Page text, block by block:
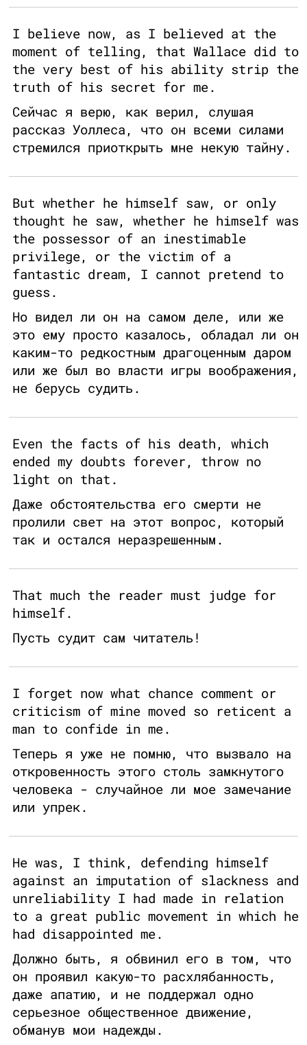
I believe now, as I believed at the
moment of telling, that Wallace did to
the very best of his ability strip the
truth of his secret for me.
Сейчас я верю, как верил, слушая
рассказ Уоллеса, что он всеми силами
стремился приоткрыть мне некую тайну.
But whether he himself saw, or only
thought he saw, whether he himself was
the possessor of an inestimable
privilege, or the victim of a
fantastic dream, I cannot pretend to
guess.
Но видел ли он на самом деле, или же
это ему просто казалось, обладал ли он
каким-то редкостным драгоценным даром
или же был во власти игры воображения,
не берусь судить.
Even the facts of his death, which
ended my doubts forever, throw no
light on that.
Даже обстоятельства его смерти не
пролили свет на этот вопрос, который
так и остался неразрешенным.
That much the reader must judge for
himself.
Пусть судит сам читатель!
I forget now what chance comment or
criticism of mine moved so reticent a
man to confide in me.
Теперь я уже не помню, что вызвало на
откровенность этого столь замкнутого
человека - случайное ли мое замечание
или упрек.
He was, I think, defending himself
against an imputation of slackness and
unreliability I had made in relation
to a great public movement in which he
had disappointed me.
Должно быть, я обвинил его в том, что
он проявил какую-то расхлябанность,
даже апатию, и не поддержал одно
серьезное общественное движение,
обманув мои надежды.